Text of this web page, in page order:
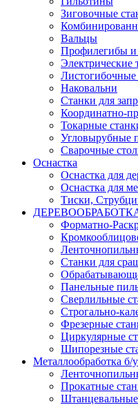
Зиговочные
Вальцы
Профилегибы и
Электрические
Наковальни
Станки для
Координатно-
Токарные
Угловырубные
Сварочные
Оснастка
Оснастка для
Оснастка для
Тиски,
Форматно-
Станки для
Панельные
Сверлильные
Строгально-
Фрезерные
Циркулярные
Шипорезные
Металлообработка б/у
Прокатные